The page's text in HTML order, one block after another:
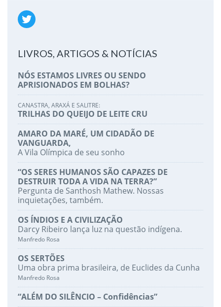
LIVROS, ARTIGOS & NOTÍCIAS
NÓS ESTAMOS LIVRES OU SENDO
APRISIONADOS EM BOLHAS?
CANASTRA, ARAXÁ E SALITRE:
TRILHAS DO QUEIJO DE LEITE CRU
AMARO DA MARÉ, UM CIDADÃO DE
VANGUARDA,
A Vila Olímpica de seu sonho
“OS SERES HUMANOS SÃO CAPAZES DE
DESTRUIR TODA A VIDA NA TERRA?”
Pergunta de Santhosh Mathew. Nossas
inquietações, também.
OS ÍNDIOS E A CIVILIZAÇÃO
Darcy Ribeiro lança luz na questão indígena.
Manfredo Rosa
OS SERTÕES
Uma obra prima brasileira, de Euclides da Cunha
Manfredo Rosa
“ALÉM DO SILÊNCIO – Confidências”